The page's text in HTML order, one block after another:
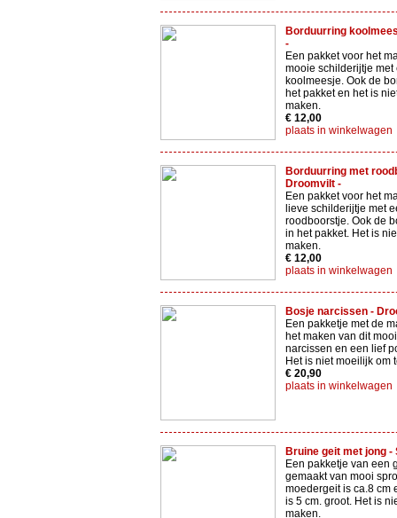
Borduurring
-
Een pakket voor het
mooie schilderijtje met
koolmeesje. Ook de
het pakket en het is
maken.
€ 12,00
plaats in winkelwagen
Borduurring met
Droomvilt -
Een pakket voor het
lieve schilderijtje met
roodboorstje. Ook de
in het pakket. Het is
maken.
€ 12,00
plaats in winkelwagen
Bosje narcissen -
Een pakketje met de
het maken van dit
narcissen en een lief
Het is niet moeilijk om
€ 20,90
plaats in winkelwagen
Bruine geit met jong -
Een pakketje van een
gemaakt van mooi
moedergeit is ca.8 cm
is 5 cm. groot. Het is
maken.